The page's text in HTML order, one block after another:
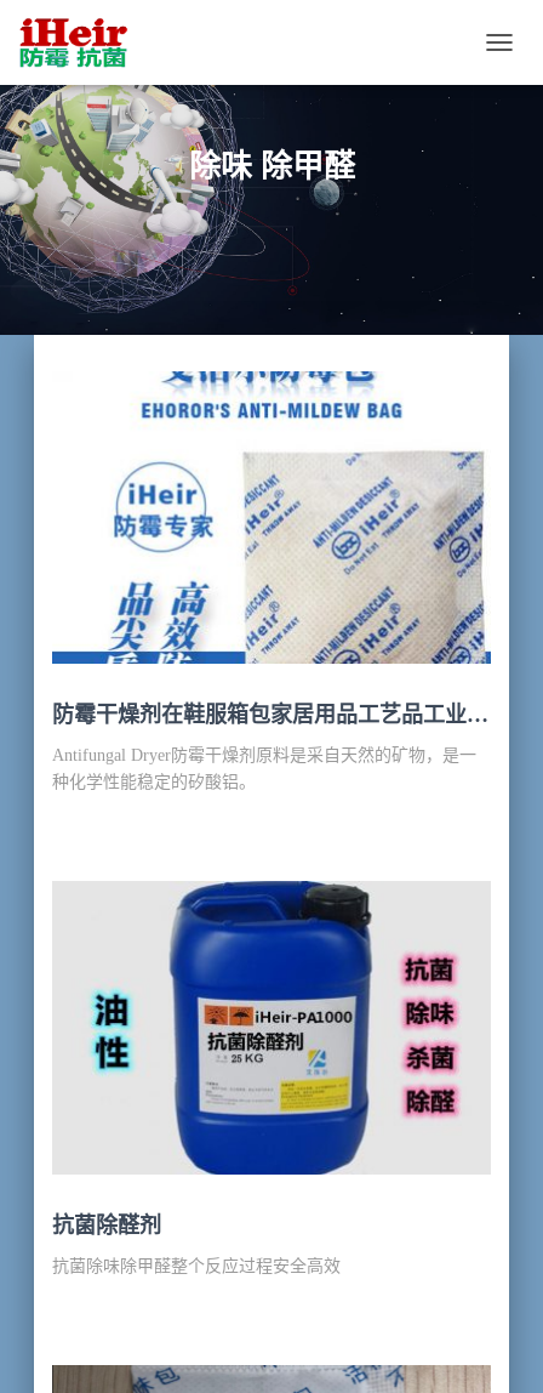
换
除味 除甲醛
防霉干燥剂在鞋服箱包家居用品工艺品工业领
域的研究与应用。
Antifungal Dryer防霉干燥剂原料是采自天然的矿物，是一
种化学性能稳定的矽酸铝。
抗菌除醛剂
抗菌除味除甲醛整个反应过程安全高效